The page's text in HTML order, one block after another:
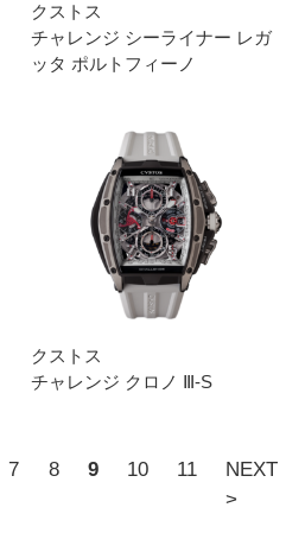
クストス
チャレンジ シーライナー レガ
ッタ ポルトフィーノ
クストス
チャレンジ クロノ Ⅲ-S
7 8 9 10 11
NEXT
>